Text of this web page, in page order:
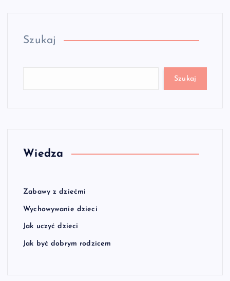
Szukaj
Szukaj
Wiedza
Zabawy z dziećmi
Wychowywanie dzieci
Jak uczyć dzieci
Jak być dobrym rodzicem